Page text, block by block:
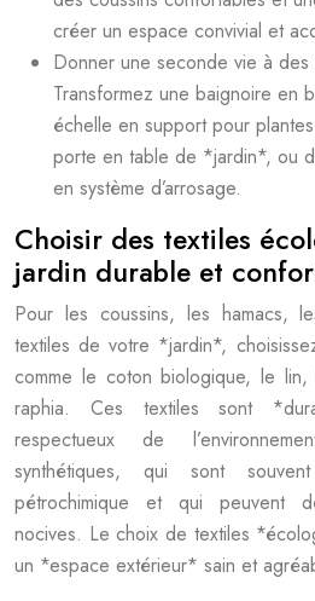
créer un espace convivial et
Donner une seconde vie à des
Transformez une baignoire en
échelle en support pour
porte en table de *jardin*, ou
en système d’arrosage.
Choisir des textiles
jardin durable et
Pour les coussins, les hamacs,
textiles de votre *jardin*,
comme le coton biologique, le
raphia. Ces textiles sont
respectueux de
synthétiques, qui sont
pétrochimique et qui peuvent
nocives. Le choix de textiles
un *espace extérieur* sain et